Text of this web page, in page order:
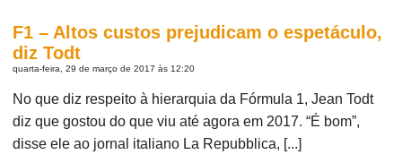
F1 – Altos custos prejudicam o espetáculo,
diz Todt
quarta-feira, 29 de março de 2017 às 12:20
No que diz respeito à hierarquia da Fórmula 1, Jean Todt
diz que gostou do que viu até agora em 2017. “É bom”,
disse ele ao jornal italiano La Repubblica, [...]